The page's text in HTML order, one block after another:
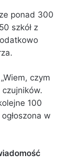
ponad 300
szkół z
czym
czujników.
100
w